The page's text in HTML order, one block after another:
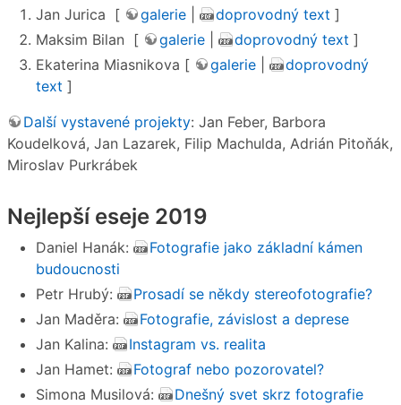
Jan Jurica [ galerie doprovodný text ]
Maksim Bilan [
galerie doprovodný text ]
Ekaterina Miasnikova [
galerie
doprovodný
text ]
Další vystavené projekty: Jan Feber, Barbora
Koudelková, Jan Lazarek, Filip Machulda, Adrián Pitoňák,
Miroslav Purkrábek
Nejlepší eseje 2019
Daniel Hanák:
Fotografie jako základní kámen
budoucnosti
Petr Hrubý:
Prosadí se někdy stereofotografie?
Jan Maděra:
Fotografie, závislost a deprese
Jan Kalina:
Instagram vs. realita
Jan Hamet:
Fotograf nebo pozorovatel?
Simona Musilová:
Dnešný svet skrz fotografie